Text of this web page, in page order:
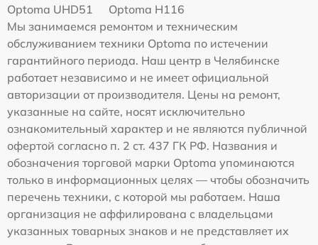
Optoma UHD51
Optoma H116
Мы занимаемся ремонтом и техническим
обслуживанием техники Optoma по истечении
гарантийного периода. Наш центр в Челябинске
работает независимо и не имеет официальной
авторизации от производителя. Цены на ремонт,
указанные на сайте, носят исключительно
ознакомительный характер и не являются публичной
офертой согласно п. 2 ст. 437 ГК РФ. Названия и
обозначения торговой марки Optoma упоминаются
только в информационных целях — чтобы обозначить
перечень техники, с которой мы работаем. Наша
организация не аффилирована с владельцами
указанных товарных знаков и не представляет их